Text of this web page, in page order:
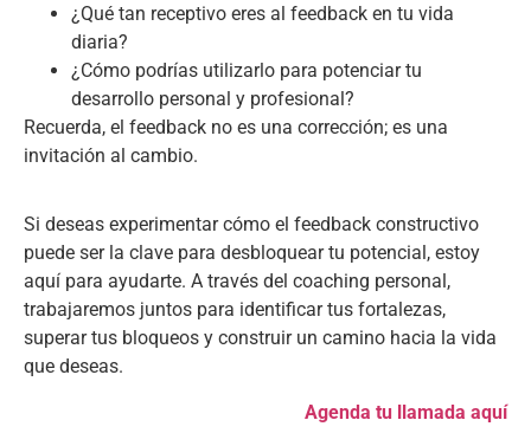
¿Qué tan receptivo eres al feedback en tu vida
diaria?
¿Cómo podrías utilizarlo para potenciar tu
desarrollo personal y profesional?
Recuerda, el feedback no es una corrección; es una
invitación al cambio.
Si deseas experimentar cómo el feedback constructivo
puede ser la clave para desbloquear tu potencial, estoy
aquí para ayudarte. A través del coaching personal,
trabajaremos juntos para identificar tus fortalezas,
superar tus bloqueos y construir un camino hacia la vida
que deseas.
Agenda tu llamada aquí